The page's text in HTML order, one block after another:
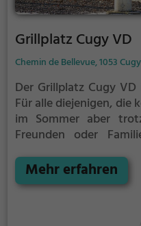
Grillplatz Cugy VD
Chemin de Bellevue, 1053
Der Grillplatz Cugy
Für alle diejenigen, die
im Sommer aber
Freunden oder
Grillplatzes: keine
ruhig auch mal bis
Mehr erfahren